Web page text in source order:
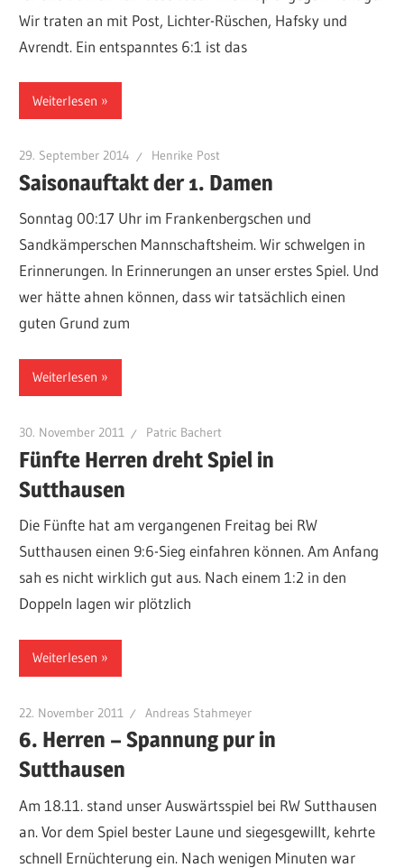
Wir traten an mit Post, Lichter-Rüschen, Hafsky und
Avrendt. Ein entspanntes 6:1 ist das
Weiterlesen
29. September 2014 Henrike Post
Saisonauftakt der 1. Damen
Sonntag 00:17 Uhr im Frankenbergschen und
Sandkämperschen Mannschaftsheim. Wir schwelgen in
Erinnerungen. In Erinnerungen an unser erstes Spiel. Und
wer hätte ahnen können, dass wir tatsächlich einen
guten Grund zum
Weiterlesen
30. November 2011 Patric Bachert
Fünfte Herren dreht Spiel in
Sutthausen
Die Fünfte hat am vergangenen Freitag bei RW
Sutthausen einen 9:6-Sieg einfahren können. Am Anfang
sah es nicht wirklich gut aus. Nach einem 1:2 in den
Doppeln lagen wir plötzlich
Weiterlesen
22. November 2011 Andreas Stahmeyer
6. Herren – Spannung pur in
Sutthausen
Am 18.11. stand unser Auswärtsspiel bei RW Sutthausen
an. Vor dem Spiel bester Laune und siegesgewillt, kehrte
schnell Ernüchterung ein. Nach wenigen Minuten war